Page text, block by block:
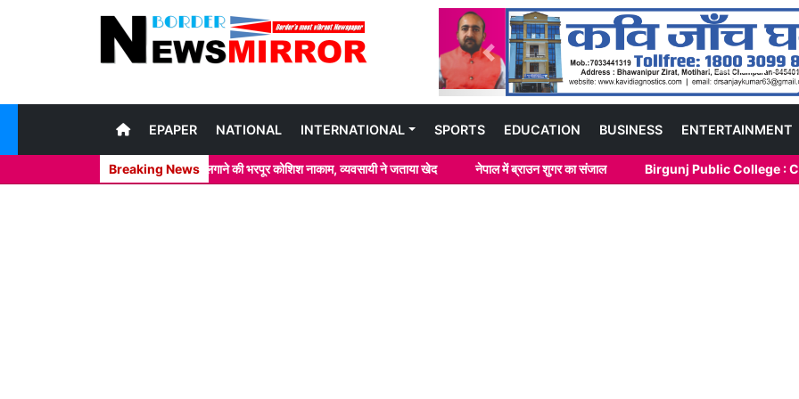
Previous
EPAPER NATIONAL INTERNATIONAL SPORTS EDUCATION BUSINESS ENTERTAINMENT
Breaking News
के चक्कर में खाकी वर्दी पर दाग लगाने की भरपूर कोशिश नाकाम, व्यवसायी ने जताया खेद नेपाल में ब्राउन शुगर का संजाल Birgunj Public College : Certificate